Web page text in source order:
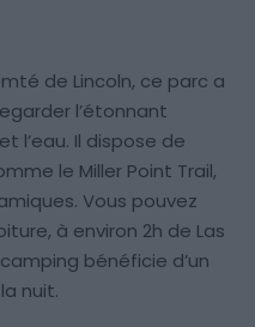
de Lincoln, ce parc a
l’étonnant
l’eau. Il dispose de
le Miller Point Trail,
Vous pouvez
à environ 2h de Las
bénéficie d’un
nuit.